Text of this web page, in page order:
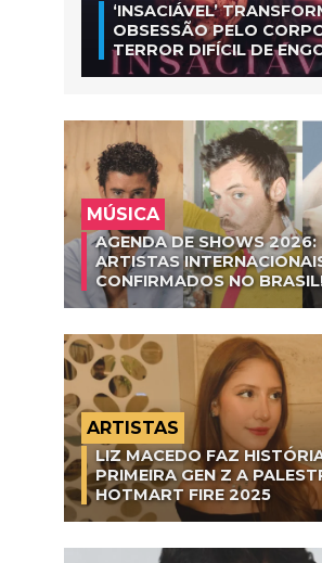
‘INSACIÁVEL’
OBSESSÃO PELO
TERROR DIFÍCIL DE
MÚSICA
AGENDA DE SHOWS 2026:
ARTISTAS
CONFIRMADOS NO
ARTISTAS
LIZ MACEDO FAZ
PRIMEIRA GEN Z A
HOTMART FIRE 2025